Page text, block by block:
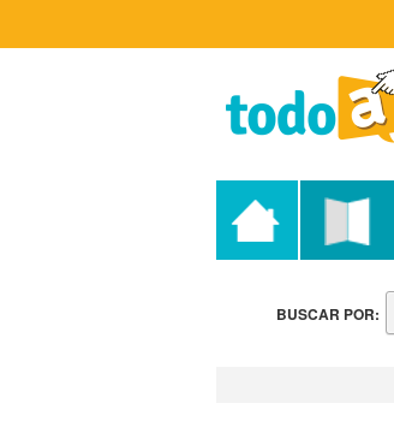
portal
de
productos
BUSCAR POR: